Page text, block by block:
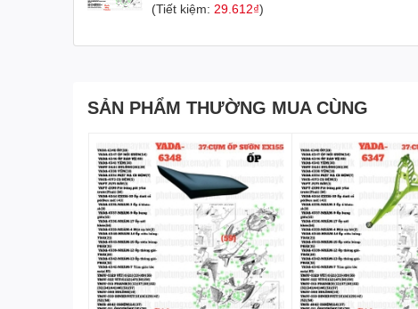
(Tiết kiệm: 29.612₫)
SẢN PHẨM THƯỜNG MUA CÙNG